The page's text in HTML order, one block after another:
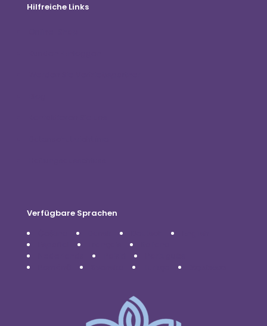
Hilfreiche Links
Verfügbare Sprachen